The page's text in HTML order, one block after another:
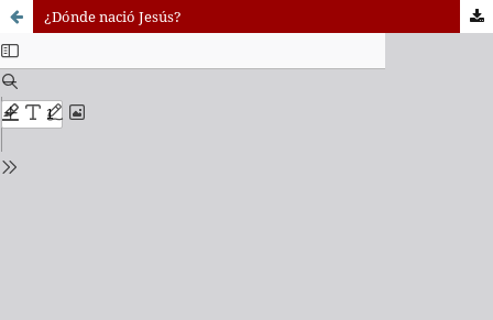
¿Dónde nació Jesús?